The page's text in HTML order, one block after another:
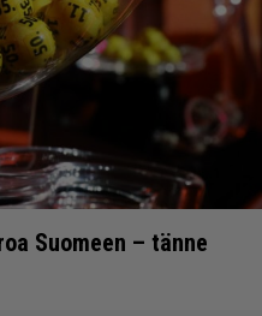
Suomeen – tänne